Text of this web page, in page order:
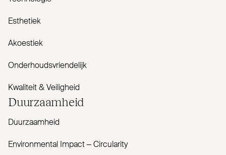
Esthetiek
Akoestiek
Onderhoudsvriendelijk
Kwaliteit & Veiligheid
Duur­zaamheid
Duurzaamheid
Envi­ronmental Impact – Cir­cularity